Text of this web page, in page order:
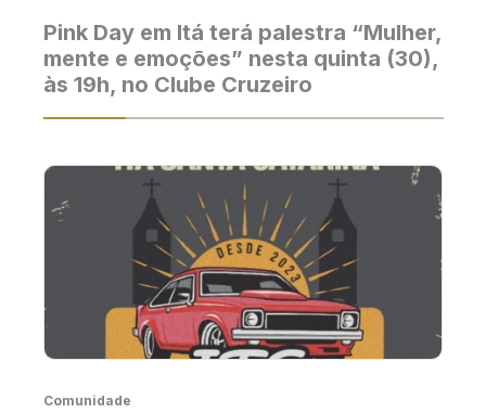
Pink Day em Itá terá palestra “Mulher,
mente e emoções” nesta quinta (30),
às 19h, no Clube Cruzeiro
Comunidade